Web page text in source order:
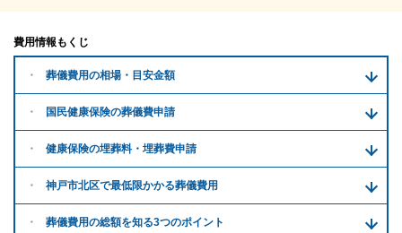
費用情報もくじ
葬儀費用の相場・目安金額
国民健康保険の葬儀費申請
健康保険の埋葬料・ 埋葬費申請
神戸市北区で最低限かかる葬儀費用
葬儀費用の総額を知る3つのポイント